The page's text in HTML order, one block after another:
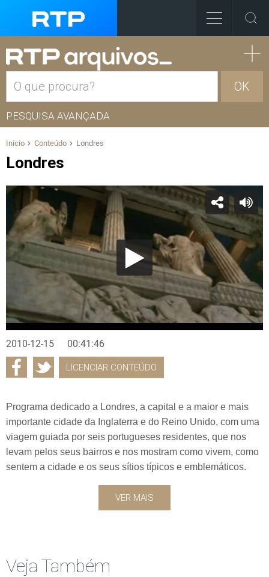
OK
PESQUISA AVANÇADA
Início Conteúdo Londres
Londres
2010-12-15 00:41:46
LICENCIAR CONTEÚDO
Programa dedicado a Londres, a capital e a maior e mais
importante cidade da Inglaterra e do Reino Unido, com uma
viagem guiada por seis portugueses residentes, que nos
levam pelos seus bairros e nos mostram como vivem, como
sentem a cidade e os seus sítios típicos e emblemáticos.
VER MAIS
Veja Também